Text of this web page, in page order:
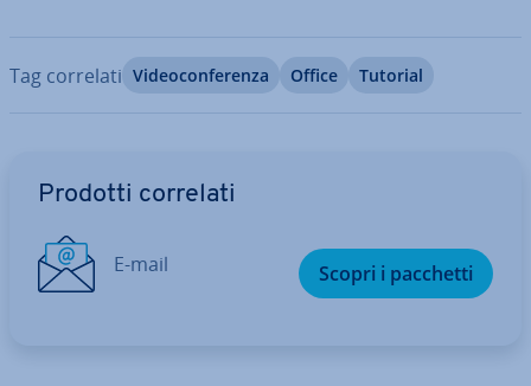
Tag correlati Vi­deo­con­fe­ren­za Office Tutorial
Prodotti correlati
E-mail Scopri i pacchetti